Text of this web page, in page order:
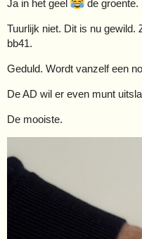
Ja in het geel de groente.
Tuurlijk niet. Dit is nu gewild.
bb41.
Geduld. Wordt vanzelf een
De AD wil er even munt
De mooiste.